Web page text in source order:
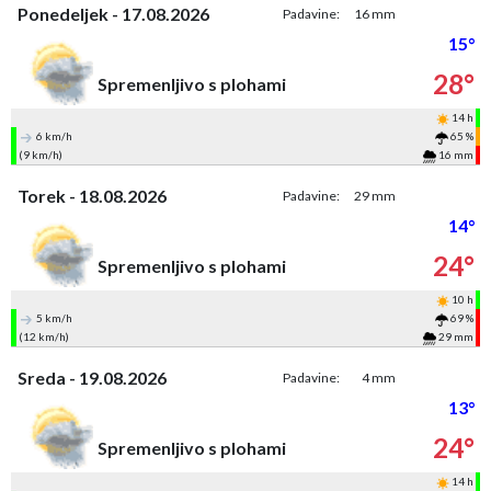
Ponedeljek - 17.08.2026 Padavine: 16 mm
15°
Spremenljivo s plohami
28°
14 h
6 km/h
65 %
(9 km/h)
16 mm
Torek - 18.08.2026 Padavine: 29 mm
14°
Spremenljivo s plohami
24°
10 h
5 km/h
69 %
(12 km/h)
29 mm
Sreda - 19.08.2026 Padavine: 4 mm
13°
Spremenljivo s plohami
24°
14 h